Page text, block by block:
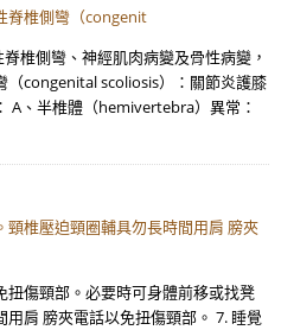
脊椎側彎（congenit
椎側彎、神經肌肉病變及骨性病變，
（congenital scoliosis）：關節炎護膝
A、半椎體（hemivertebra）異常：
頸椎壓迫頸圈輔具勿長時間用肩 膀夾
傷頸部。必要時可身體前移或找凳
肩 膀夾電話以免扭傷頸部。 7. 睡覺